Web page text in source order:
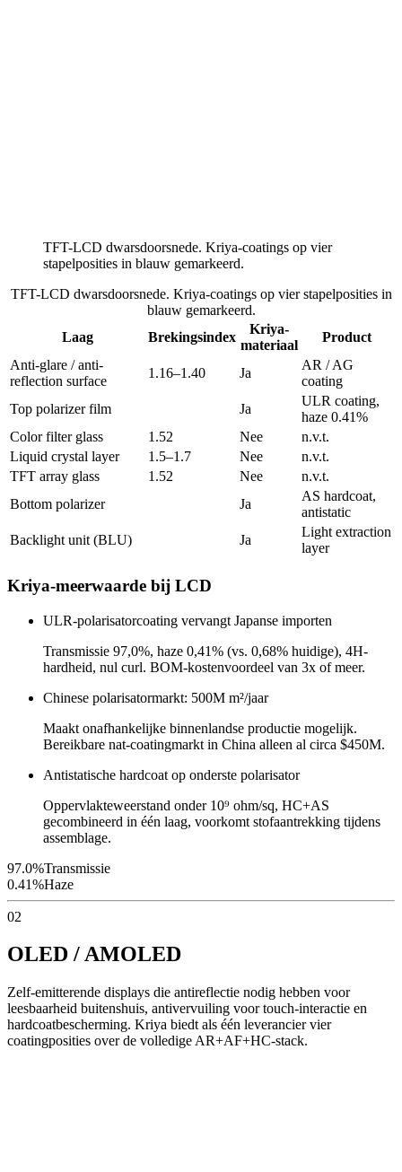
TFT-LCD dwarsdoorsnede. Kriya-coatings op vier
stapelposities in blauw gemarkeerd.
TFT-LCD dwarsdoorsnede. Kriya-coatings op vier stapelposities in
blauw gemarkeerd.
Laag
Brekingsindex
Kriya-
materiaal
Product
Anti-glare / anti-
reflection surface
1.16–1.40 Ja
AR / AG
coating
Top polarizer film
Ja
ULR coating,
haze 0.41%
Color filter glass
1.52 Nee
n.v.t.
Liquid crystal layer
1.5–1.7 Nee
n.v.t.
TFT array glass
1.52 Nee
n.v.t.
Bottom polarizer
Ja
AS hardcoat,
antistatic
Backlight unit (BLU)
Ja
Light extraction
layer
Kriya-meerwaarde bij LCD
ULR-polarisatorcoating vervangt Japanse importen
Transmissie 97,0%, haze 0,41% (vs. 0,68% huidige), 4H-
hardheid, nul curl. BOM-kostenvoordeel van 3x of meer.
Chinese polarisatormarkt: 500M m²/jaar
Maakt onafhankelijke binnenlandse productie mogelijk.
Bereikbare nat-coatingmarkt in China alleen al circa $450M.
Antistatische hardcoat op onderste polarisator
Oppervlakteweerstand onder 10⁹ ohm/sq, HC+AS
gecombineerd in één laag, voorkomt stofaantrekking tijdens
assemblage.
97.0%Transmissie
0.41%Haze
02
OLED / AMOLED
Zelf-emitterende displays die antireflectie nodig hebben voor
leesbaarheid buitenshuis, antivervuiling voor touch-interactie en
hardcoatbescherming. Kriya biedt als één leverancier vier
coatingposities over de volledige AR+AF+HC-stack.